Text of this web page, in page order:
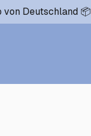
Deutschland 📦